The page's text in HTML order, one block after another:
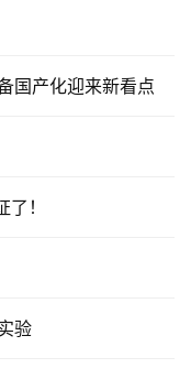
国产化迎来新看点
！
验